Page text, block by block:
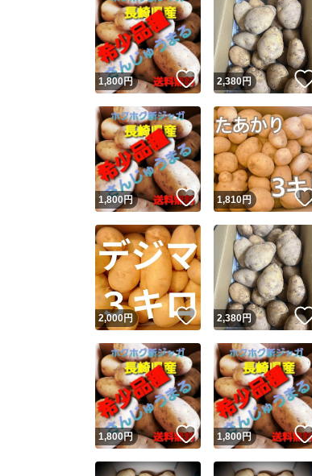
1,800円 いいね！
2,380円
1,800円 いいね！
1,810円
2,000円 いいね！
2,380円
1,800円 いいね！
1,800円